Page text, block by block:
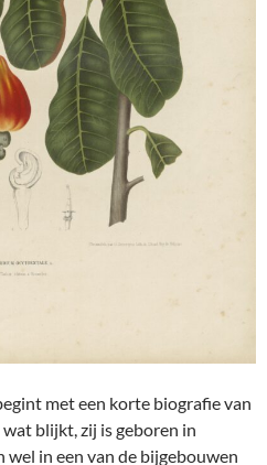
met een korte biografie van
blijkt, zij is geboren in
in een van de bijgebouwen